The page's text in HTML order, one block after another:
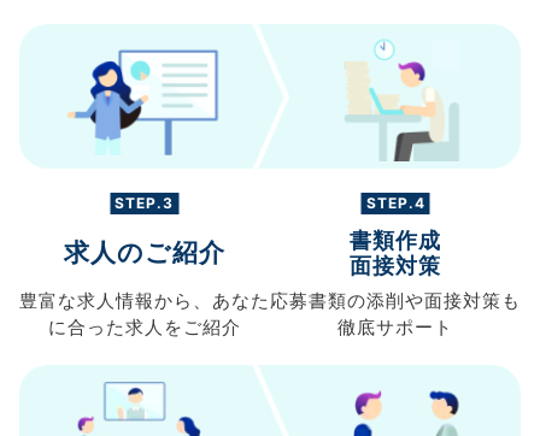
STEP.3
求人のご紹介
豊富な求人情報から、 あなた
に合った求人を ご紹介
STEP.4
書類作成
面接対策
応募書類の添削や面接対策も
徹底サポート